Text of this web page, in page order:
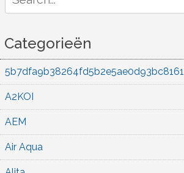
for:
Categorieën
5b7dfa9b38264fd5b2e5ae0d93bc8161
A2KOI
AEM
Air Aqua